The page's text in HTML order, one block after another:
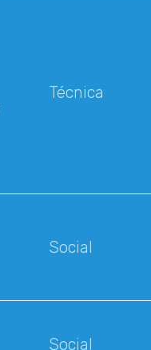
Técnica
Social
Social